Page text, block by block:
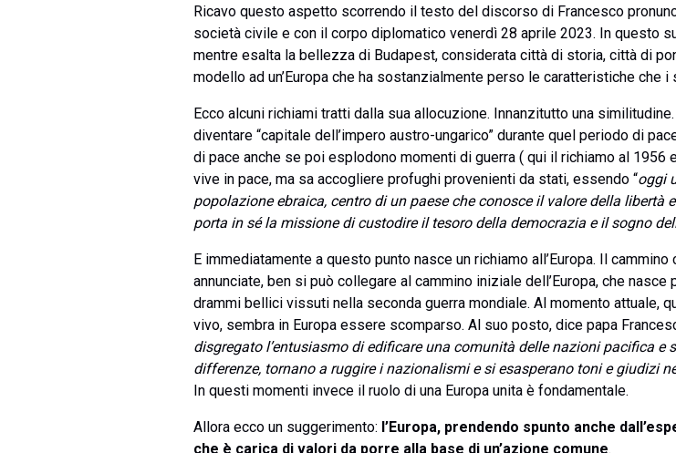
Ricavo questo aspetto scorrendo il testo del discorso di Francesco
società civile e con il corpo diplomatico venerdì 28 aprile 2023. In questo
mentre esalta la bellezza di Budapest, considerata città di storia, città di
modello ad un’Europa che ha sostanzialmente perso le caratteristiche che
Ecco alcuni richiami tratti dalla sua allocuzione. Innanzitutto una
diventare “capitale dell’impero austro-ungarico” durante quel periodo di
di pace anche se poi esplodono momenti di guerra ( qui il richiamo al 1956
vive in pace, ma sa accogliere profughi provenienti da stati, essendo “oggi
popolazione ebraica, centro di un paese che conosce il valore della libertà
porta in sé la missione di custodire il tesoro della democrazia e il sogno
E immediatamente a questo punto nasce un richiamo all’Europa. Il
annunciate, ben si può collegare al cammino iniziale dell’Europa, che
drammi bellici vissuti nella seconda guerra mondiale. Al momento attuale,
vivo, sembra in Europa essere scomparso. Al suo posto, dice papa
disgregato l’entusiasmo di edificare una comunità delle nazioni pacifica e
differenze, tornano a ruggire i nazionalismi e si esasperano toni e giudizi
In questi momenti invece il ruolo di una Europa unita è fondamentale.
Allora ecco un suggerimento: l’Europa, prendendo spunto anche
che è carica di valori da porre alla base di un’azione comune.